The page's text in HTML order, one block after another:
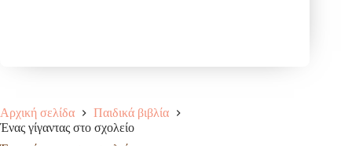
Αρχική σελίδα
Παιδικά βιβλία
Ένας γίγαντας στο σχολείο